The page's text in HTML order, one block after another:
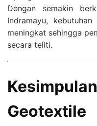
Dengan semakin
Indramayu,
meningkat sehingga
secara teliti.